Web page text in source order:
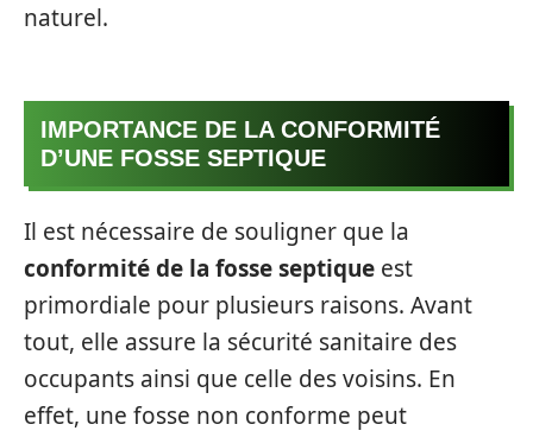
naturel.
IMPORTANCE DE LA CONFORMITÉ
D’UNE FOSSE SEPTIQUE
Il est nécessaire de souligner que la
conformité de la fosse septique est
primordiale pour plusieurs raisons. Avant
tout, elle assure la sécurité sanitaire des
occupants ainsi que celle des voisins. En
effet, une fosse non conforme peut